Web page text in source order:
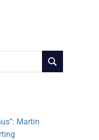
SUCHEN
Martin